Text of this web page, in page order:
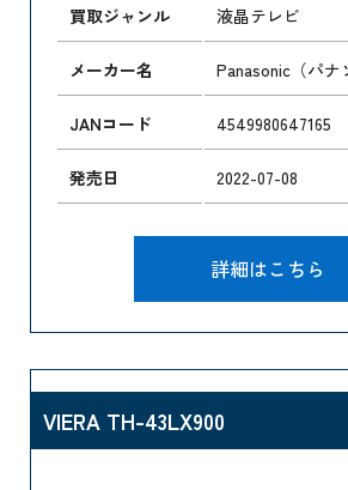
買取ジャンル 液晶テレビ
メーカー名 Panasonic（パナ
JANコード 4549980647165
発売日 2022-07-08
詳細はこちら
VIERA TH-43LX900